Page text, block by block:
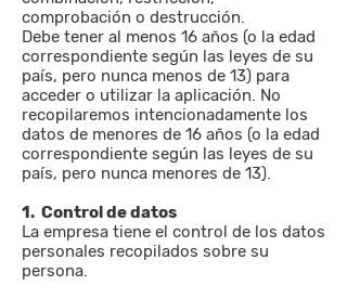
comprobación o destrucción.
Debe tener al menos 16 años (o la edad
correspondiente según las leyes de su
país, pero nunca menos de 13) para
acceder o utilizar la aplicación. No
recopilaremos intencionadamente los
datos de menores de 16 años (o la edad
correspondiente según las leyes de su
país, pero nunca menores de 13).
1. Control de datos
La empresa tiene el control de los datos
personales recopilados sobre su
persona.